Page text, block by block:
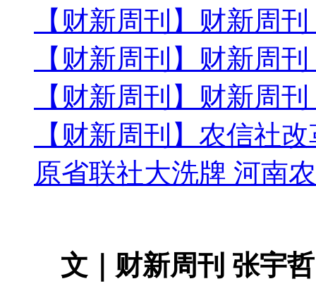
【财新周刊】财新周
【财新周刊】财新周
【财新周刊】财新周
【财新周刊】农信社
原省联社大洗牌 河南
文｜财新周刊 张宇